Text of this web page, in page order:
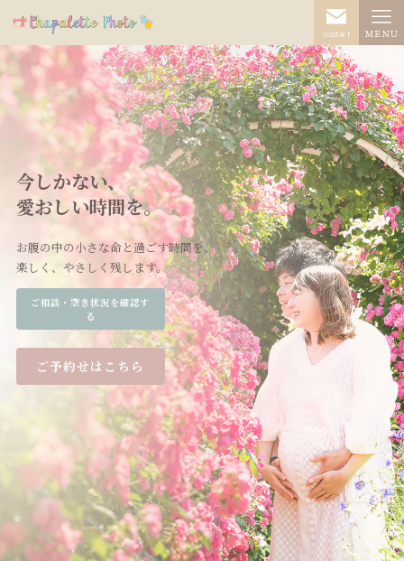
contact ＭＥＮＵ
今しかない、
愛おしい時間を。
お腹の中の小さな命と過ごす時間を、
楽しく、やさしく残します。
ご相談・空き状況を確認す
る
ご予約せはこちら